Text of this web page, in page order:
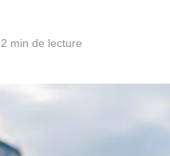
2 min de lecture